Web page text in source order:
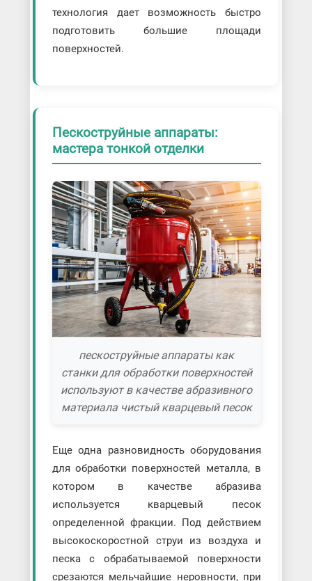
технология дает возможность быстро
подготовить большие площади
поверхностей.
Пескоструйные аппараты:
мастера тонкой отделки
пескоструйные аппараты как
станки для обработки поверхностей
используют в качестве абразивного
материала чистый кварцевый песок
Еще одна разновидность оборудования
для обработки поверхностей металла, в
котором в качестве абразива
используется кварцевый песок
определенной фракции. Под действием
высокоскоростной струи из воздуха и
песка с обрабатываемой поверхности
срезаются мельчайшие неровности, при